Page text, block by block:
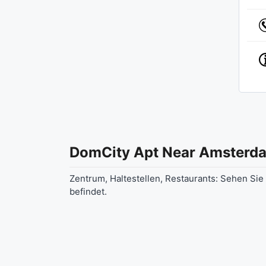
Zentrum, Haltestellen, Restaurants: Sehen
befindet.